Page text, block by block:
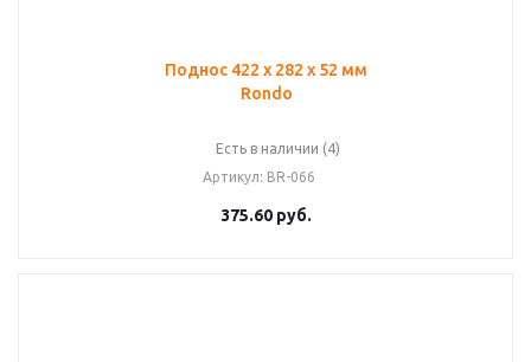
Поднос 422 х 282 х 52 мм
Rondo
Есть в наличии (4)
Артикул: BR-066
375.60 руб.